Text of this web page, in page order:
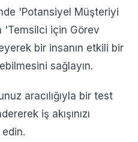
'Potansiyel Müşteriyi
için Görev
bir insanın etkili bir
sağlayın.
aracılığıyla bir test
iş akışınızı